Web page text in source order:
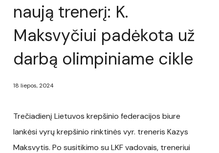
naują trenerį: K.
Maksvyčiui padėkota už
darbą olimpiniame cikle
18 liepos, 2024
Trečiadienį Lietuvos krepšinio federacijos biure
lankėsi vyrų krepšinio rinktinės vyr. treneris Kazys
Maksvytis. Po susitikimo su LKF vadovais, treneriui